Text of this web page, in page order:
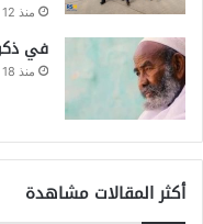
منذ 12 ساعة
في
منذ 18 ساعة
أكثر المقالات مشاهدة